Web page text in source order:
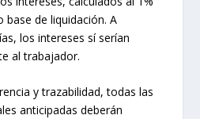
base de liquidación. A
los intereses sí serían
al trabajador.
y trazabilidad, todas las
anticipadas deberán